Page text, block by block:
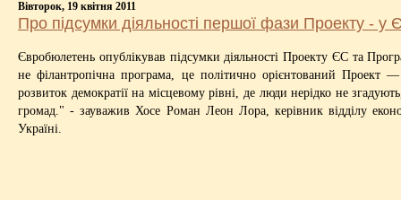
Вівторок, 19 квітня 2011
Про підсумки діяльності першої фази Проекту - у
Євробюлетень опублікував підсумки діяльності Проекту ЄС та
не філантро­пічна програма, це політично орі­єнтований Проект
розвиток демократії на місцевому рівні, де люди не­рідко не
громад." - зауважив Хосе Роман Леон Лора, керівник відділу
Україні.